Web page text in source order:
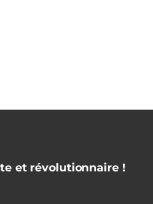
et révolutionnaire !